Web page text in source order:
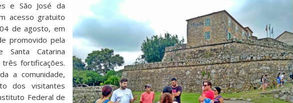
e São José da
acesso gratuito
de agosto, em
promovido pela
Santa Catarina
três fortificações.
a comunidade,
dos visitantes
Federal de